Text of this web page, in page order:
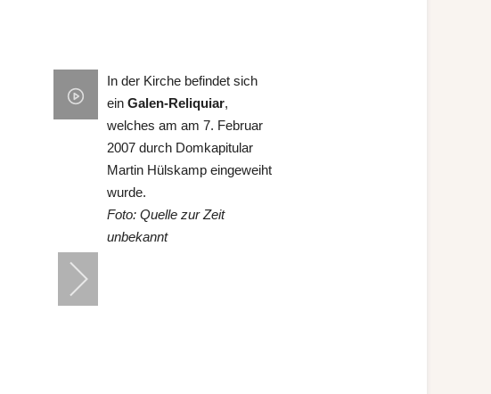
In der Kirche befindet sich
einGalen-Reliquiar,
welches am am 7. Februar
2007 durch Domkapitular
Martin Hülskamp eingeweiht
wurde.
Foto: Quelle zur Zeit
unbekannt